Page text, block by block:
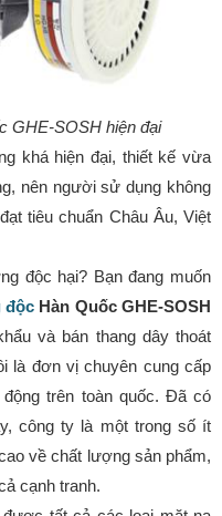
GHE-SOSH hiện đại
khá hiện đại, thiết kế vừa
nên người sử dụng không
tiêu chuẩn Châu Âu, Việt
độc hại? Bạn đang muốn
độc Hàn Quốc GHE-SOSH
và bán thang dây thoát
là đơn vị chuyên cung cấp
trên toàn quốc. Đã có
công ty là một trong số ít
về chất lượng sản phẩm,
cạnh tranh.